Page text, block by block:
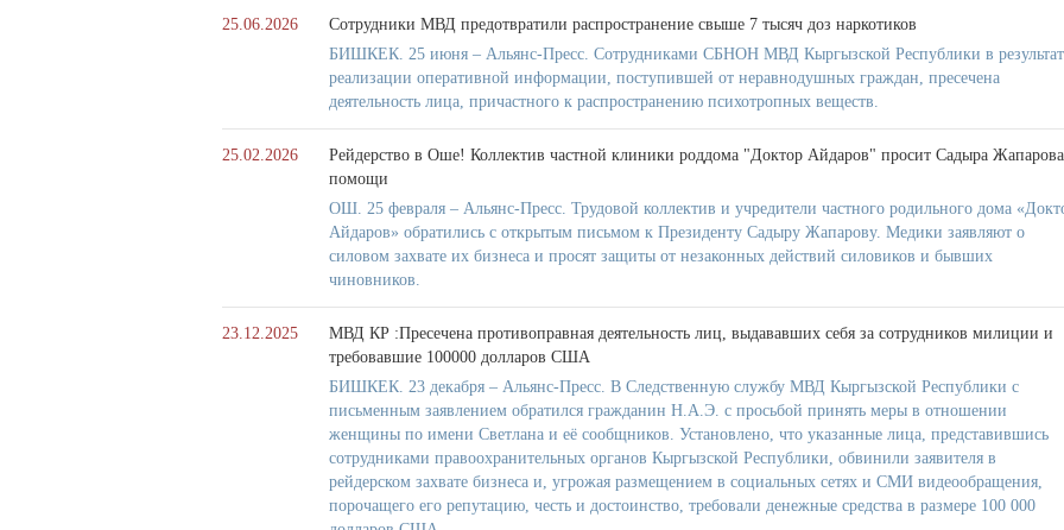
25.06.2026
Сотрудники МВД предотвратили распространение свыше 7 тысяч доз наркотиков
БИШКЕК. 25 июня – Альянс-Пресс. Сотрудниками СБНОН МВД Кыргызской Республики в
реализации оперативной информации, поступившей от неравнодушных граждан, пресечена
деятельность лица, причастного к распространению психотропных веществ.
25.02.2026
Рейдерство в Оше! Коллектив частной клиники роддома "Доктор Айдаров" просит Садыра
помощи
ОШ. 25 февраля – Альянс-Пресс. Трудовой коллектив и учредители частного родильного дома
Айдаров» обратились с открытым письмом к Президенту Садыру Жапарову. Медики заявляют о
силовом захвате их бизнеса и просят защиты от незаконных действий силовиков и бывших
чиновников.
23.12.2025
МВД КР :Пресечена противоправная деятельность лиц, выдававших себя за сотрудников милиции и
требовавшие 100000 долларов США
БИШКЕК. 23 декабря – Альянс-Пресс. В Следственную службу МВД Кыргызской Республики с
письменным заявлением обратился гражданин Н.А.Э. с просьбой принять меры в отношении
женщины по имени Светлана и её сообщников. Установлено, что указанные лица, представившись
сотрудниками правоохранительных органов Кыргызской Республики, обвинили заявителя в
рейдерском захвате бизнеса и, угрожая размещением в социальных сетях и СМИ видеообращения,
порочащего его репутацию, честь и достоинство, требовали денежные средства в размере 100 000